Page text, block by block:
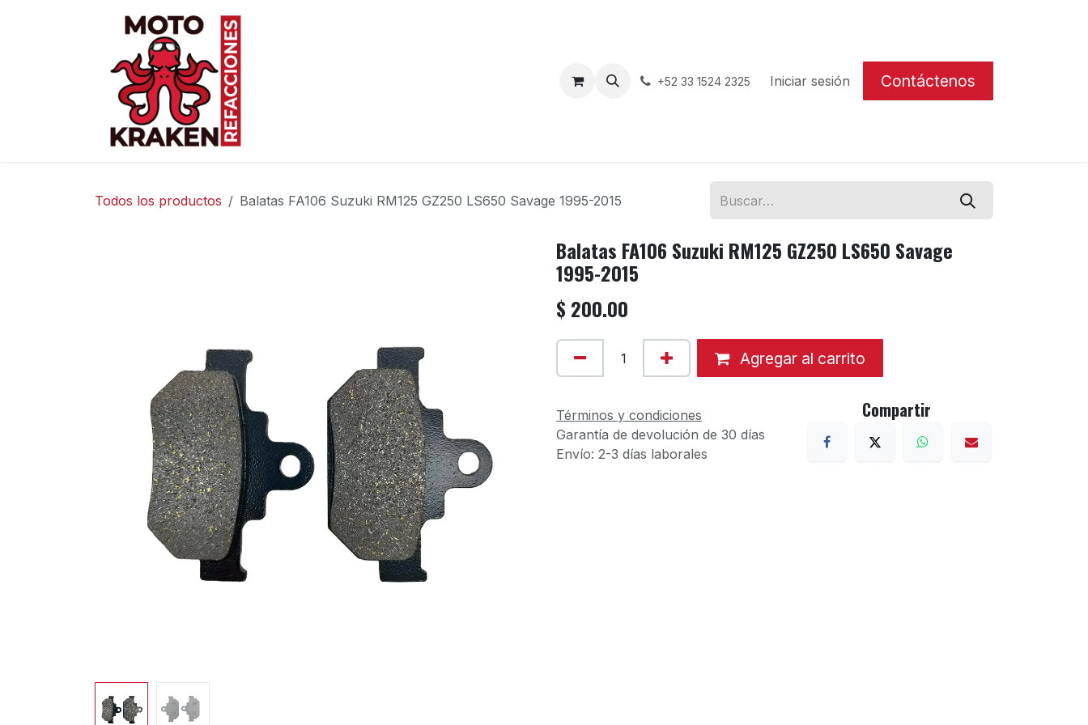
Contáctenos+52 33 1524 2325 Iniciar sesión Contáctenos
Todos los productos Balatas FA106 Suzuki RM125 GZ250 LS650 Savage 1995-2015
Balatas FA106 Suzuki RM125 GZ250 LS650 Savage
1995-2015
$ 200.00
Agregar al carrito
Términos y condiciones
Garantía de devolución de 30 días
Envío: 2-3 días laborales
Compartir